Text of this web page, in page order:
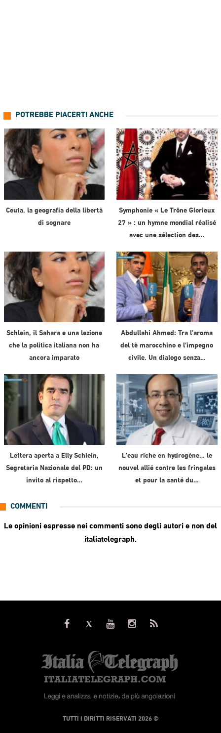
POTREBBE PIACERTI ANCHE
Ceuta, la geografia della libertà
di sognare
Symphonie « Le Trône Glorieux
27 » : un hymne mondial réalisé
avec une sélection des…
Schlein, il Sahara e una lezione
che la politica italiana non ha
ancora imparato
Abdullahi Ahmed: Tra l’aroma
del tè marocchino e l’impegno
civile. Un dialogo senza…
Lettera aperta a Elly Schlein,
Segretaria Nazionale del PD: un
invito al rispetto…
L’eau riche en hydrogène… le
nouvel allié contre les fringales
et pour la santé du…
COMMENTI
Le opinioni espresse nei commenti sono degli autori e non del
italiatelegraph.
© TUTTI I DIRITTI RISERVATI 2026